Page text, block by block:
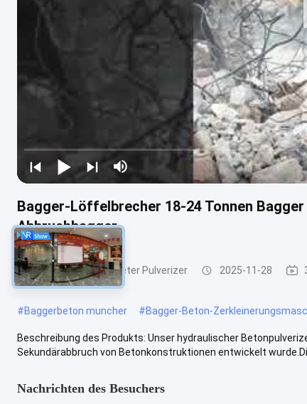
Bagger-Löffelbrecher 18-24 Tonnen
Abbruchbagger
Hydraulischer konkreter Pulverizer 2025-11-28
#Baggerbeton muncher #Bagger-Beton-
Beschreibung des Produkts: Unser hydraulischer
Sekundärabbruch von Betonkonstruktionen entwickelt
Nachrichten des Besuchers